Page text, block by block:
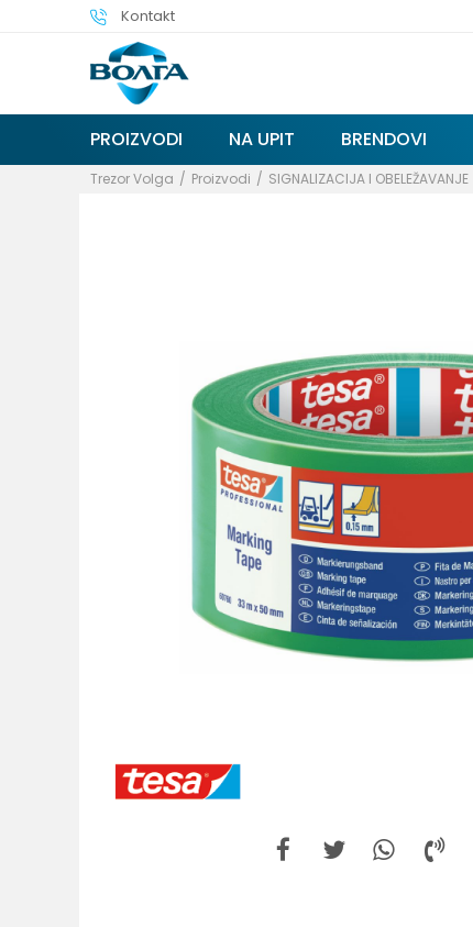
Kontakt
PROIZVODI NA UPIT BRENDOVI
Trezor Volga Proizvodi SIGNALIZACIJA I OBELEŽAVANJE